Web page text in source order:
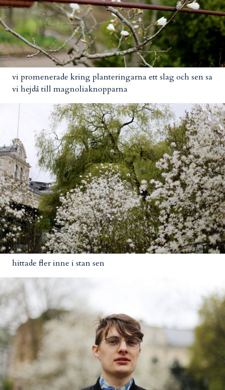
vi promenerade kring planteringarna ett slag och sen sa
vi hejdå till magnoliaknopparna
hittade fler inne i stan sen